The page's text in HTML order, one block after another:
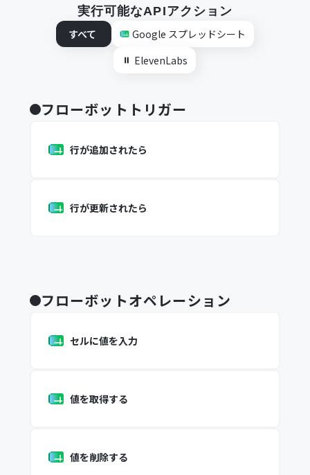
実行可能なAPIアクション
すべて
Google スプレッドシート
ElevenLabs
フローボットトリガー
行が追加されたら
行が更新されたら
フローボットオペレーション
セルに値を入力
値を取得する
値を削除する